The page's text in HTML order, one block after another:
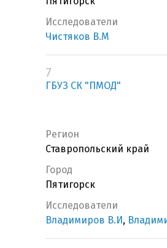
Исследователи
Чистяков В.М
7
ГБУЗ СК "ПМОД"
Регион
Ставропольский край
Город
Пятигорск
Исследователи
Владимиров В.И,